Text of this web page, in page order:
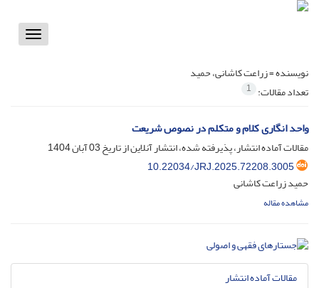
Toggle
نویسنده =زراعت کاشانی، حمید
تعداد مقالات: 1
واحد انگاری کلام و متکلم در نصوص شریعت
مقالات آماده انتشار، پذیرفته شده، انتشار آنلاین از تاریخ03 آبان 1404
10.22034/JRJ.2025.72208.3005
حمید زراعت کاشانی
مشاهده مقاله
مقالات آماده انتشار